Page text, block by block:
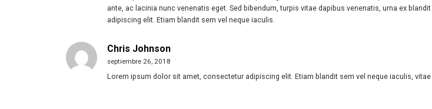
ante, ac lacinia nunc venenatis eget. Sed bibendum, turpis vitae dapibus venenatis, urna ex
adipiscing elit. Etiam blandit sem vel neque iaculis.
Chris Johnson
septiembre 26, 2018
Lorem ipsum dolor sit amet, consectetur adipiscing elit. Etiam blandit sem vel neque iaculis,